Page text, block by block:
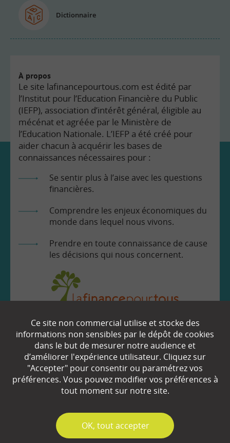
Dictionnaire
À propos
Le site lafinancepourtous.com est édité par
l’Institut pour l’Education Financière du Public
(IEFP), association d’intérêt général, éligible au
mécénat et agréée par le Ministère de
l’Education Nationale. L’IEFP a été créé pour
aider chacun à acquérir les bases de
connaissances nécessaires pour :
Se sentir plus à l’aise avec les questions
financières.
Comprendre les enjeux économiques du
monde dans lequel nous vivons.
Prendre en toute connaissance de cause
les décisions qui nous concernent.
EN SAVOIR
Qui sommes-nous ?
Partenaires
Plan du site
Ce site non commercial utilise et stocke des
informations non sensibles par le dépôt de cookies
dans le but de mesurer notre audience et
d’améliorer l'expérience utilisateur. Cliquez sur
"Accepter" pour consentir ou paramétrez vos
préférences. Vous pouvez modifier vos préférences à
tout moment sur notre site.
✓
OK, tout accepter